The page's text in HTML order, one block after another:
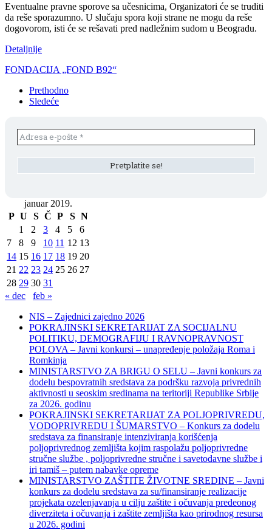
Eventualne pravne sporove sa učesnicima, Organizatori će se truditi
da reše sporazumno. U slučaju spora koji strane ne mogu da reše
dogovorom, isti će se rešavati pred nadležnim sudom u Beogradu.
Detaljnije
FONDACIJA „FOND B92“
Prethodno
Sledeće
januar 2019.
P U S Č P S N
1
2 3 4 5
6
7
8 9 10 11 12 13
14 15 16 17 18 19 20
21 22 23 24 25 26 27
28 29 30 31
« dec
feb »
NIS – Zajednici zajedno 2026
POKRAJINSKI SEKRETARIJAT ZA SOCIJALNU
POLITIKU, DEMOGRAFIJU I RAVNOPRAVNOST
POLOVA – Javni konkursi – unapređenje položaja Roma i
Romkinja
MINISTARSTVO ZA BRIGU O SELU – Javni konkurs za
dodelu bespovratnih sredstava za podršku razvoja privrednih
aktivnosti u seoskim sredinama na teritoriji Republike Srbije
za 2026. godinu
POKRAJINSKI SEKRETARIJAT ZA POLJOPRIVREDU,
VODOPRIVREDU I ŠUMARSTVO – Konkurs za dodelu
sredstava za finansiranje intenziviranja korišćenja
poljoprivrednog zemljišta kojim raspolažu poljoprivredne
stručne službe , poljoprivredne stručne i savetodavne službe i
iri tamiš ‒ putem nabavke opreme
MINISTARSTVO ZAŠTITE ŽIVOTNE SREDINE – Javni
konkurs za dodelu sredstava za su/finansiranje realizacije
projekata ozelenjavanja u cilju zaštite i očuvanja predeonog
diverziteta i očuvanja i zaštite zemljišta kao prirodnog resursa
u 2026. godini